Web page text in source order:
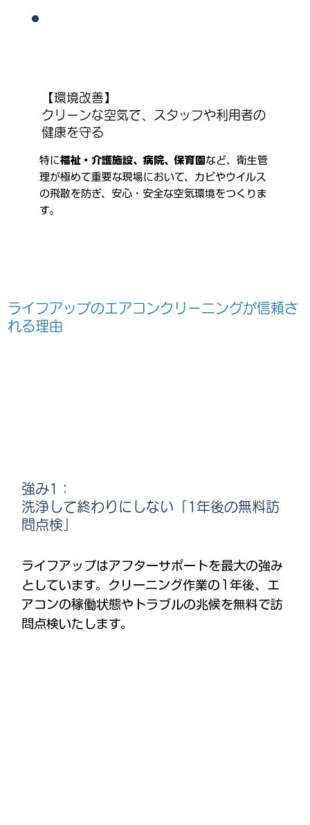
【環境改善】
クリーンな空気で、スタッフや利用者の
健康を守る
特に福祉・介護施設、病院、保育園など、衛生管
理が極めて重要な現場において、カビやウイルス
の飛散を防ぎ、安心・安全な空気環境をつくりま
す。
ライフアップのエアコンクリーニングが信頼さ
れる理由
強み1：
洗浄して終わりにしない「1年後の無料訪
問点検」
ライフアップはアフターサポートを最大の強み
としています。クリーニング作業の1年後、エ
アコンの稼働状態やトラブルの兆候を無料で訪
問点検いたします。